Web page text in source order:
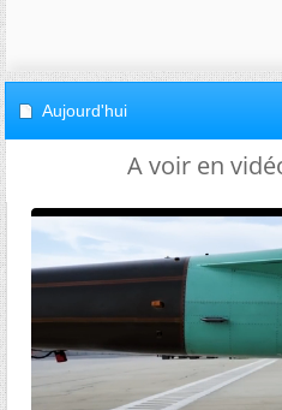
Aujourd'hui
A voir en